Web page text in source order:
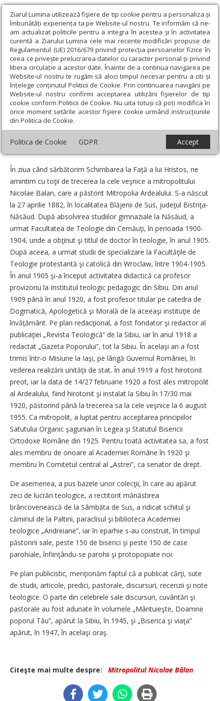
Ziarul Lumina utilizează fişiere de tip cookie pentru a personaliza și
îmbunătăți experiența ta pe Website-ul nostru. Te informăm că ne-
am actualizat politicile pentru a integra în acestea și în activitatea
curentă a Ziarului Lumina cele mai recente modificări propuse de
Regulamentul (UE) 2016/679 privind protecția persoanelor fizice în
ceea ce privește prelucrarea datelor cu caracter personal și privind
libera circulație a acestor date. Înainte de a continua navigarea pe
Website-ul nostru te rugăm să aloci timpul necesar pentru a citi și
înțelege conținutul Politicii de Cookie. Prin continuarea navigării pe
Website-ul nostru confirmi acceptarea utilizării fişierelor de tip
cookie conform Politicii de Cookie. Nu uita totuși că poți modifica în
orice moment setările acestor fişiere cookie urmând instrucțiunile
din Politica de Cookie.
Politica de Cookie GDPR Accept
Ziarul Lumina › Actualitate religioasă › Știri › 52 de ani de la
trecerea la cele veşnice a mitropolitului Nicolae Balan
52 de ani de la trecerea la cele veşnice a
mitropolitului Nicolae Balan
Un articol de:Ștefan Mărculeţ
În ziua când sărbătorim Schimbarea la Faţă a lui Hristos, ne
amintim cu toţii de trecerea la cele veşnice a mitropolitului
Nicolae Balan, care a păstorit Mitropolia Ardealului. S-a născut
la 27 aprilie 1882, în localitatea Blăjenii de Sus, judeţul Bistriţa-
Năsăud. După absolvirea studiilor gimnaziale la Năsăud, a
urmat Facultatea de Teologie din Cernăuţi, în perioada 1900-
1904, unde a obţinut şi titlul de doctor în teologie, în anul 1905.
După aceea, a urmat studii de specializare la Facultăţile de
Teologie protestantă şi catolică din Wroclaw, între 1904-1905.
În anul 1905 şi-a început activitatea didactică ca profesor
provizoriu la Institutul teologic pedagogic din Sibiu. Din anul
1909 până în anul 1920, a fost profesor titular pe catedra de
Dogmatică, Apologetică şi Morală de la aceeaşi instituţie de
învăţământ. Pe plan redacţional, a fost fondator şi redactor al
publicaţiei „Revista Teologică” de la Sibiu, iar în anul 1918 a
redactat „Gazeta Poporului”, tot la Sibiu. În acelaşi an a fost
trimis într-o Misiune la Iaşi, pe lângă Guvernul României, în
vederea realizării unităţii de stat. În anul 1919 a fost hirotonit
preot, iar la data de 14/27 februarie 1920 a fost ales mitropolit
al Ardealului, fiind hirotonit şi instalat la Sibiu în 17/30 mai
1920, păstorind până la trecerea sa la cele veşnice la 6 august
1955. Ca mitropolit, a luptat pentru acceptarea principiilor
Satutului Organic şagunian în Legea şi Statutul Bisericii
Ortodoxe Române din 1925. Pentru toată activitatea sa, a fost
ales membru de onoare al Academiei Române în 1920 şi
membru în Comitetul central al „Astrei”, ca senator de drept.
De asemenea, a pus bazele unor colecţii, în care au apărut
zeci de lucrări teologice, a rectitorit mănăstirea
brâncovenească de la Sâmbăta de Sus, a ridicat schitul şi
căminul de la Paltini, paraclisul şi biblioteca Academiei
teologice „Andreiane”, iar în eparhie s-au construit, în timpul
păstoririi sale, peste 150 de biserici şi peste 150 de case
parohiale, înfiinţându-se parohii şi protopopiate noi.
Pe plan publicistic, menţionăm faptul că a publicat cărţi, sute
de studii, articole, predici, pastorale, discursuri, recenzii şi note
teologice. O parte din celebrele sale discursuri, cuvântări şi
pastorale au fost adunate în volumele „Mântuieşte, Doamne
poporul Tău”, apărut la Sibiu, în 1945, şi „Biserica şi viaţa”
apărut, în 1947, în acelaşi oraş.
Citeşte mai multe despre: Mitropolitul Nicolae Bălan